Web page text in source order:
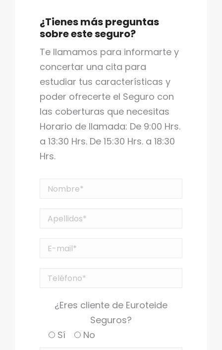
¿Tienes más preguntas
sobre este seguro?
Te llamamos para informarte y
concertar una cita para
estudiar tus características y
poder ofrecerte el Seguro con
las coberturas que necesitas
Horario de llamada: De 9:00 Hrs.
a 13:30 Hrs. De 15:30 Hrs. a 18:30
Hrs.
¿Eres cliente de Euroteide
Seguros?
Sí
No